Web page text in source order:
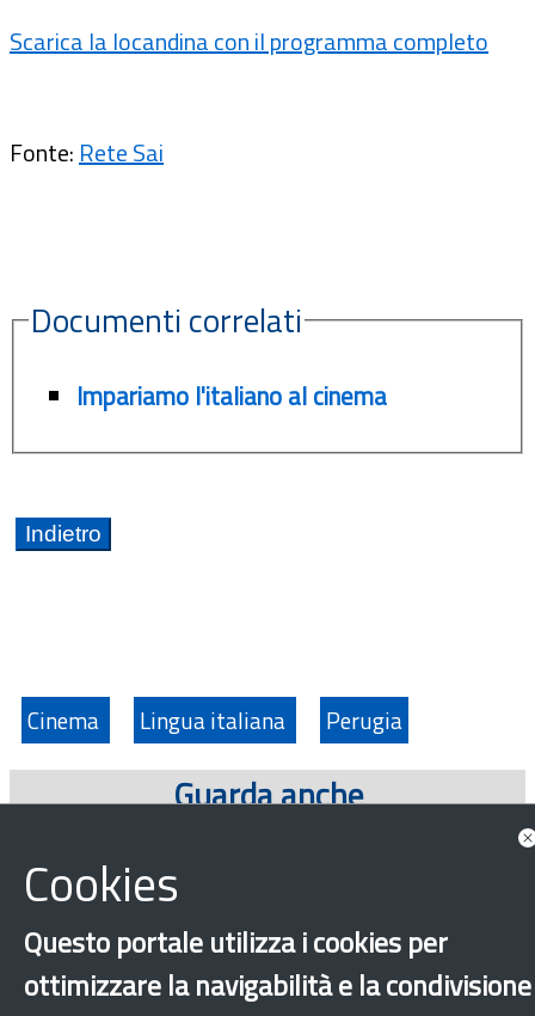
Scarica la locandina con il programma completo
Fonte: Rete Sai
Documenti correlati
Impariamo l'italiano al cinema
Cinema Lingua italiana Perugia
Guarda anche
Cookies
Questo portale utilizza i cookies per
ottimizzare la navigabilità e la condivisione